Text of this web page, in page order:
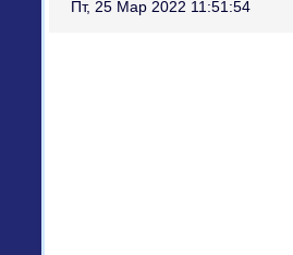
Пт, 25 Мар 2022 11:51:54